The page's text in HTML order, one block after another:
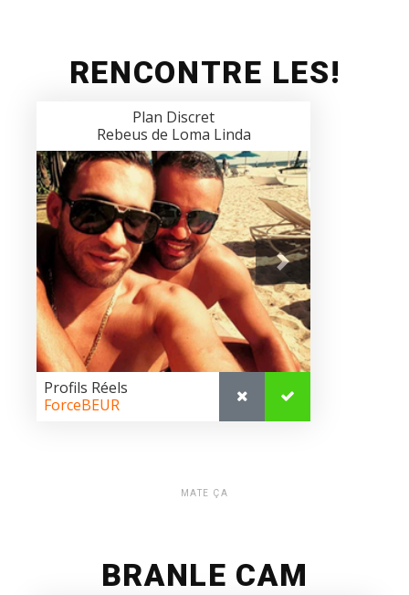
RENCONTRE LES!
MATE ÇA
BRANLE CAM